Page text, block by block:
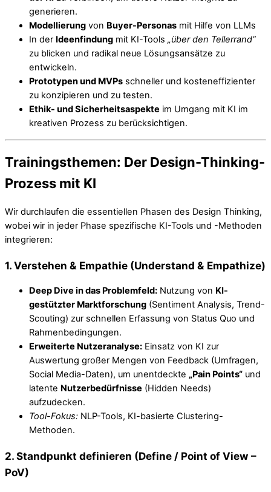
generieren.
Modellierung von Buyer-Personas mit Hilfe von LLMs
In der Ideenfindung mit KI-Tools „über den Tellerrand“
zu blicken und radikal neue Lösungsansätze zu
entwickeln.
Prototypen und MVPs schneller und kosteneffizienter
zu konzipieren und zu testen.
Ethik- und Sicherheitsaspekte im Umgang mit KI im
kreativen Prozess zu berücksichtigen.
Trainingsthemen: Der Design-Thinking-
Prozess mit KI
Wir durchlaufen die essentiellen Phasen des Design Thinking,
wobei wir in jeder Phase spezifische KI-Tools und -Methoden
integrieren:
1. Verstehen & Empathie (Understand & Empathize)
Deep Dive in das Problemfeld: Nutzung von KI-
gestützter Marktforschung (Sentiment Analysis, Trend-
Scouting) zur schnellen Erfassung von Status Quo und
Rahmenbedingungen.
Erweiterte Nutzeranalyse: Einsatz von KI zur
Auswertung großer Mengen von Feedback (Umfragen,
Social Media-Daten), um unentdeckte „Pain Points“ und
latente Nutzerbedürfnisse (Hidden Needs)
aufzudecken.
Tool-Fokus: NLP-Tools, KI-basierte Clustering-
Methoden.
2. Standpunkt definieren (Define / Point of View –
PoV)